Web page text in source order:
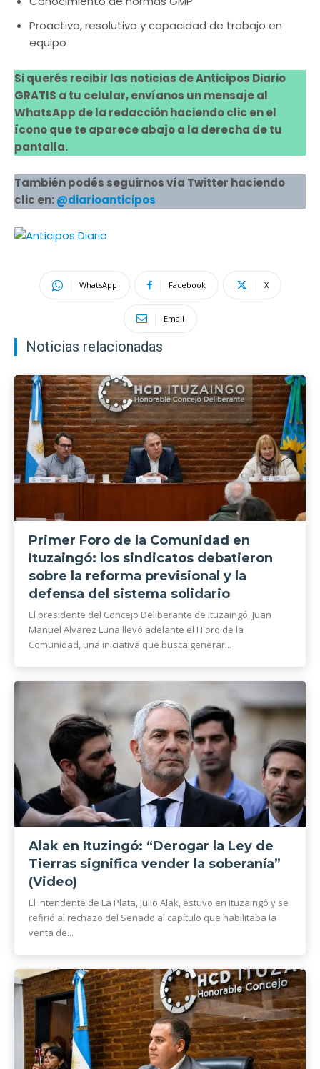
Proactivo, resolutivo y capacidad de trabajo en
equipo
Si querés recibir las noticias de Anticipos Diario
GRATIS a tu celular, envíanos un mensaje al
WhatsApp de la redacción haciendo clic en el
ícono que te aparece abajo a la derecha de tu
pantalla.
También podés seguirnos vía Twitter haciendo
clic en:@diarioanticipos
WhatsApp Facebook X
Email
Noticias relacionadas
Primer Foro de la Comunidad en
Ituzaingó: los sindicatos debatieron
sobre la reforma previsional y la
defensa del sistema solidario
El presidente del Concejo Deliberante de Ituzaingó, Juan
Manuel Alvarez Luna llevó adelante el I Foro de la
Comunidad, una iniciativa que busca generar...
Alak en Ituzingó: “Derogar la Ley de
Tierras significa vender la soberanía”
(Video)
El intendente de La Plata, Julio Alak, estuvo en Ituzaingó y se
refirió al rechazo del Senado al capítulo que habilitaba la
venta de...